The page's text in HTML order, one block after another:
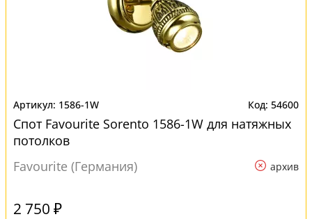
1586-1W 54600
Спот Favourite Sorento 1586-1W для натяжных
потолков
Favourite (Германия)
архив
2 750 ₽